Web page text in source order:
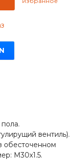
вентиль).
обесточенном
M30x1.5.